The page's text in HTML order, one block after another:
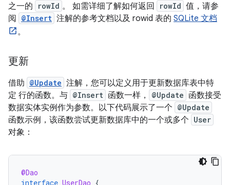
之一的
rowId 。 如需详细了解如何返回 rowId 值，请参
阅
@Insert 注解的参考文档以及 rowid 表的 SQLite 文档
。
更新
借助 @Update 注解，您可以定义用于更新数据库表中特
定 行的函数。与 @Insert 函数一样， @Update 函数接受
数据实体实例作为参数。以下代码展示了一个 @Update
函数示例，该函数尝试更新数据库中的一个或多个 User
对象：
@Dao
interface UserDao {